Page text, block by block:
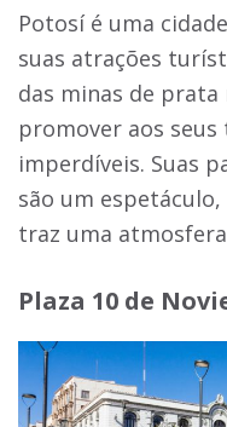
Potosí é uma
suas atrações
das minas de prata
promover aos
imperdíveis. Suas
são um
traz uma
Plaza 10 de